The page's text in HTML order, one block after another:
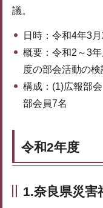
議。
日時：令和4年3
概要：令和2～3
度の部会活動の検
構成：(1)広報部
部会員7名
令和2年度
1.奈良県災害